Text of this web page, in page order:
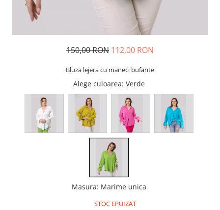
150,00 RON 112,00 RON
Bluza lejera cu maneci bufante
Alege culoarea: Verde
Masura: Marime unica
STOC EPUIZAT